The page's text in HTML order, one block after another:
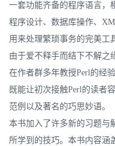
一套功能齐备的程序语言，
程序设计、数据库操作、
用来处理繁琐事务的完美工
由于爱不释手而结下不解之
在作者群多年教授Perl的经
既能让初次接触Perl的读者
范例以及著名的巧思妙语。
本书加入了许多新的习题与
所学到的技巧。本书内容涵